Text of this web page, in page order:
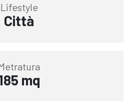
Lifestyle
Città
mq